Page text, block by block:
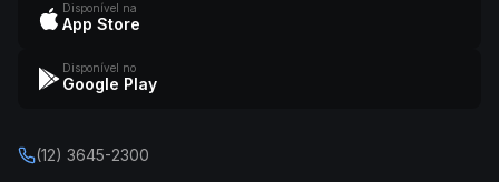
Disponível na
App Store
Disponível no
Google Play
(12) 3645-2300